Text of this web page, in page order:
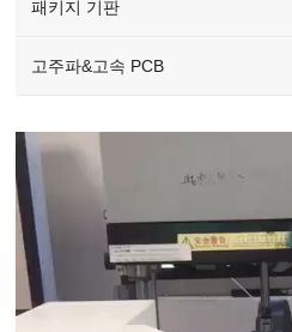
패키지 기판
고주파&고속 PCB
Video
Player